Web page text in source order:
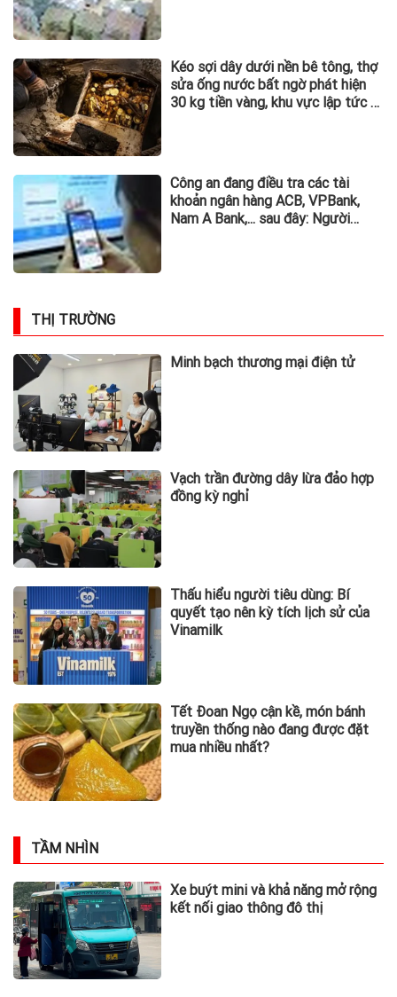
Kéo sợi dây dưới nền bê tông, thợ
sửa ống nước bất ngờ phát hiện
30 kg tiền vàng, khu vực lập tức bị
Công an đang điều tra các tài
khoản ngân hàng ACB, VPBank,
Nam A Bank,... sau đây: Người
THỊ TRƯỜNG
Minh bạch thương mại điện tử
Vạch trần đường dây lừa đảo hợp
đồng kỳ nghỉ
Thấu hiểu người tiêu dùng: Bí
quyết tạo nên kỳ tích lịch sử của
Vinamilk
Tết Đoan Ngọ cận kề, món bánh
truyền thống nào đang được đặt
mua nhiều nhất?
TẦM NHÌN
Xe buýt mini và khả năng mở rộng
kết nối giao thông đô thị